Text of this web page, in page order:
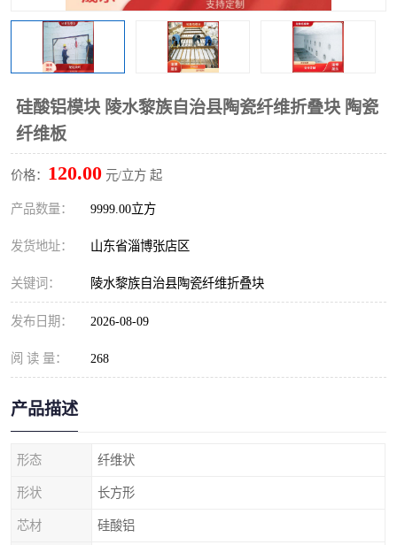
硅酸铝模块 陵水黎族自治县陶瓷纤维折叠块 陶瓷
纤维板
价格： 120.00 元/立方 起
产品数量： 9999.00立方
发货地址： 山东省淄博张店区
关键词： 陵水黎族自治县陶瓷纤维折叠块
发布日期： 2026-08-09
阅 读 量： 268
产品描述
形态 纤维状
形状 长方形
芯材 硅酸铝